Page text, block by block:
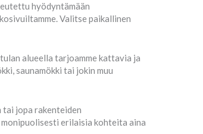
hyödyntämään
Valitse paikallinen
alueella tarjoamme kattavia ja
saunamökki tai jokin muu
jopa rakenteiden
erilaisia kohteita aina